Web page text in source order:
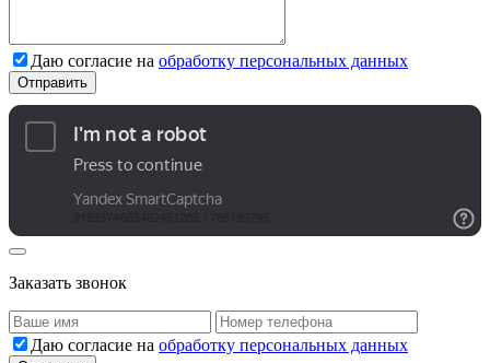
Даю согласие на обработку персональных данных
Заказать звонок
Даю согласие на обработку персональных данных